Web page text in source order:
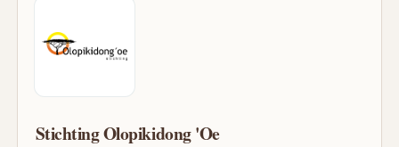
Stichting Olopikidong 'Oe